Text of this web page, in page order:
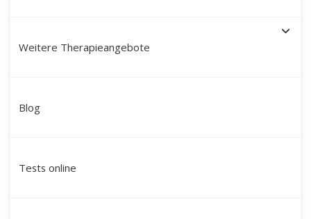
Weitere Therapieangebote
Blog
Tests online
Schwabach: Ihr Weg zu